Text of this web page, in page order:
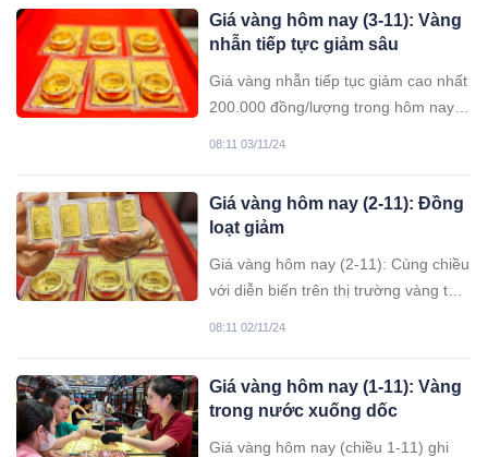
Giá vàng hôm nay (3-11): Vàng
nhẫn tiếp tực giảm sâu
Giá vàng nhẫn tiếp tục giảm cao nhất
200.000 đồng/lượng trong hôm nay
08:11 03/11/24
Giá vàng hôm nay (2-11): Đồng
loạt giảm
Giá vàng hôm nay (2-11): Cùng chiều
với diễn biến trên thị trường vàng thế
08:11 02/11/24
Giá vàng hôm nay (1-11): Vàng
trong nước xuống dốc
Giá vàng hôm nay (chiều 1-11) ghi